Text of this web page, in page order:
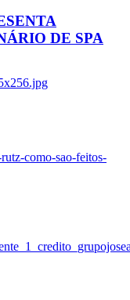
DE SPA
como-sao-feitos-